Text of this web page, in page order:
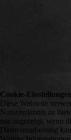
Cookie-Einstellungen
Diese Webseite
Nutzererlebnis zu
nur angezeigt, wenn
Datenverarbeitung